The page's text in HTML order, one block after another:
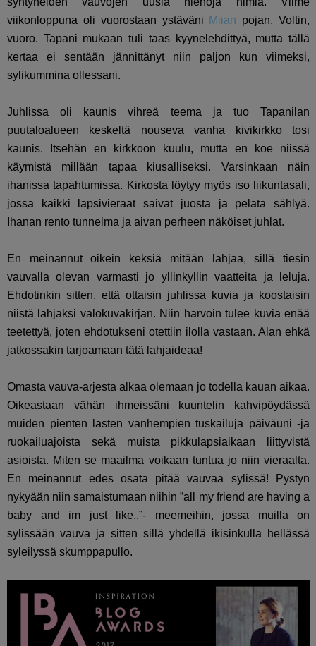
viikonloppuna oli vuorostaan ystäväni
Miian pojan, Voltin,
vuoro. Tapani mukaan tuli taas kyynelehdittyä, mutta tällä
kertaa ei sentään jännittänyt niin paljon kun viimeksi,
sylikummina ollessani.
Juhlissa oli kaunis vihreä teema ja tuo Tapanilan
puutaloalueen keskeltä nouseva vanha kivikirkko tosi
kaunis. Itsehän en kirkkoon kuulu, mutta en koe niissä
käymistä millään tapaa kiusalliseksi. Varsinkaan näin
ihanissa tapahtumissa. Kirkosta löytyy myös iso liikuntasali,
jossa kaikki lapsivieraat saivat juosta ja pelata sählyä.
Ihanan rento tunnelma ja aivan perheen näköiset juhlat.
En meinannut oikein keksiä mitään lahjaa, sillä tiesin
vauvalla olevan varmasti jo yllinkyllin vaatteita ja leluja.
Ehdotinkin sitten, että ottaisin juhlissa kuvia ja koostaisin
niistä lahjaksi valokuvakirjan. Niin harvoin tulee kuvia enää
teetettyä, joten ehdotukseni otettiin ilolla vastaan. Alan ehkä
jatkossakin tarjoamaan tätä lahjaideaa!
Omasta vauva-arjesta alkaa olemaan jo todella kauan aikaa.
Oikeastaan vähän ihmeissäni kuuntelin kahvipöydässä
muiden pienten lasten vanhempien tuskailuja päiväuni -ja
ruokailuajoista sekä muista pikkulapsiaikaan liittyvistä
asioista. Miten se maailma voikaan tuntua jo niin vieraalta.
En meinannut edes osata pitää vauvaa sylissä! Pystyn
nykyään niin samaistumaan niihin ”all my friend are having a
baby and im just like..”- meemeihin, jossa muilla on
sylissään vauva ja sitten sillä yhdellä ikisinkulla hellässä
syleilyssä skumppapullo.